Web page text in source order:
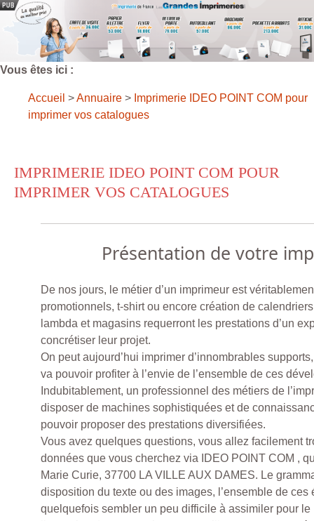
Vous êtes ici :
Accueil >Annuaire > Imprimerie IDEO POINT COM pour
imprimer vos catalogues
IMPRIMERIE IDEO POINT COM POUR
IMPRIMER VOS CATALOGUES
Présentation de votre
De nos jours, le métier d’un imprimeur est
promotionnels, t-shirt ou encore création de
lambda et magasins requerront les prestations d’un
concrétiser leur projet.
On peut aujourd’hui imprimer d’innombrables
va pouvoir profiter à l’envie de l’ensemble de ces
Indubitablement, un professionnel des métiers de
disposer de machines sophistiquées et de
pouvoir proposer des prestations diversifiées.
Vous avez quelques questions, vous allez facilement
données que vous cherchez via IDEO POINT COM ,
Marie Curie, 37700 LA VILLE AUX DAMES. Le
disposition du texte ou des images, l’ensemble de ces
quelquefois sembler un peu difficile à assimiler pour le